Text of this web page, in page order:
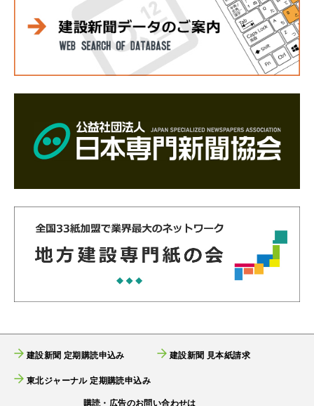
建設新聞 定期購読申込み 建設新聞 見本紙請求
東北ジャーナル 定期購読申込み
購読・広告のお問い合わせは